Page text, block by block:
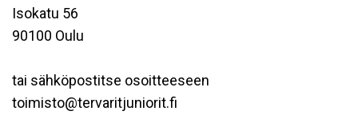
Isokatu 56
90100 Oulu
tai sähköpostitse osoitteeseen
toimisto@tervaritjuniorit.fi